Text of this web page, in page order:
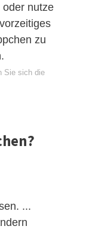
nutze
zu
Sie sich die
...